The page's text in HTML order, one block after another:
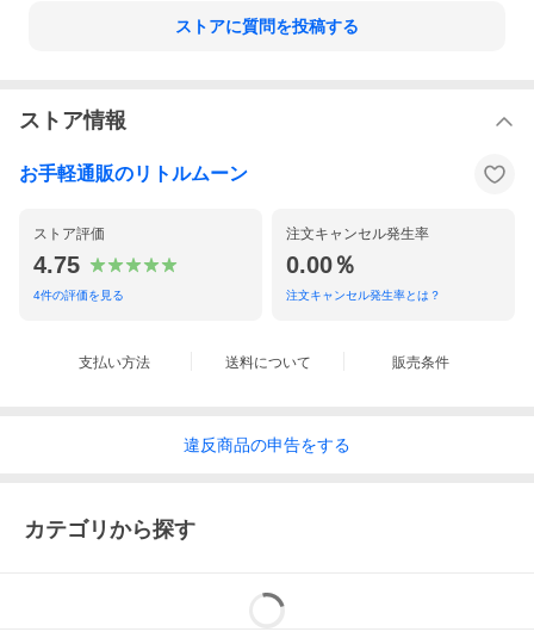
ストアに質問を投稿する
ストア情報
お手軽通販のリトルムーン
ストア評価
4.75
4件の評価を見る
注文キャンセル発生率
0.00％
注文キャンセル発生率とは？
支払い方法 送料について 販売条件
違反商品の申告をする
カテゴリから探す